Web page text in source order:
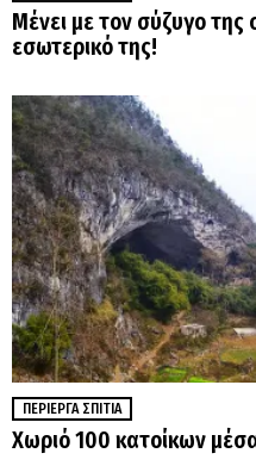
Μένει με τον σύζυγο της
εσωτερικό της!
ΠΕΡΊΕΡΓΑ ΣΠΊΤΙΑ
Χωριό 100 κατοίκων